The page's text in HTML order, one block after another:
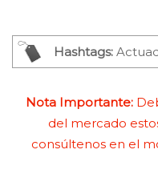
Hashtags:
Nota Importante:
del mercado
consúltenos en el